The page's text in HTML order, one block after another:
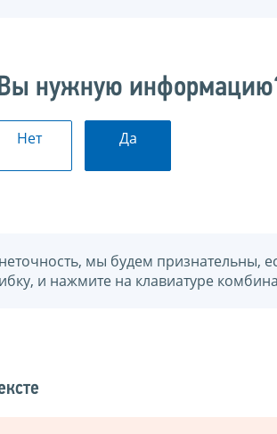
нужную
Нет Да
мы будем признательны,
и нажмите на клавиатуре